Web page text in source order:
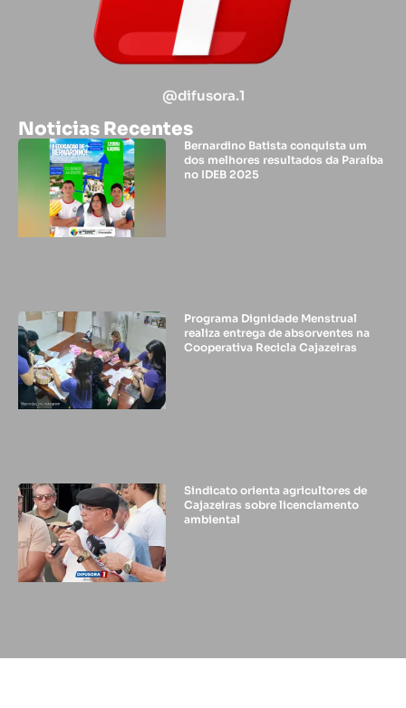
@difusora.1
Noticias Recentes
Bernardino Batista conquista um
dos melhores resultados da Paraíba
no IDEB 2025
Programa Dignidade Menstrual
realiza entrega de absorventes na
Cooperativa Recicla Cajazeiras
Sindicato orienta agricultores de
Cajazeiras sobre licenciamento
ambiental